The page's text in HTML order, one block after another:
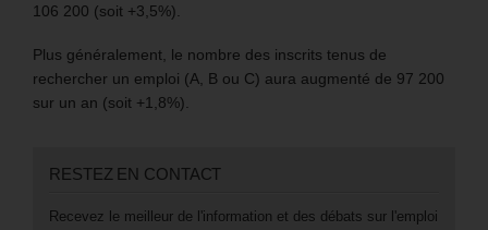
106 200 (soit +3,5%).
Plus généralement, le nombre des inscrits tenus de
rechercher un emploi (A, B ou C) aura augmenté de 97 200
sur un an (soit +1,8%).
RESTEZ EN CONTACT
Recevez le meilleur de l'information et des débats sur l'emploi